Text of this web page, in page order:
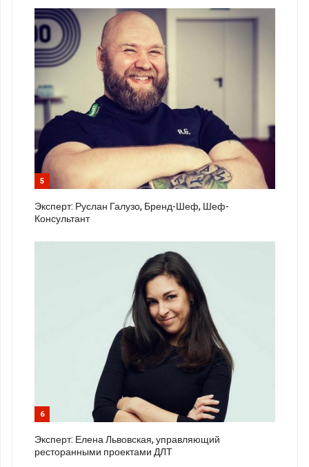
5
Эксперт: Руслан Галузо, Бренд-Шеф, Шеф-
Консультант
6
Эксперт: Елена Львовская, управляющий
ресторанными проектами ДЛТ